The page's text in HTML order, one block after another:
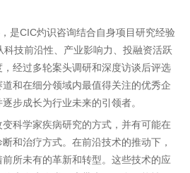
是CIC灼识咨询结合自身项目研究经验
技前沿性、产业影响力、投融资活跃
经过多轮案头调研和深度访谈后评选
和在细分领域内最值得关注的优秀企
步成长为行业未来的引领者。
科学家疾病研究的方式，并有可能在
和治疗方式。在前沿技术的推动下，
所未有的革新和转型。这些技术的应